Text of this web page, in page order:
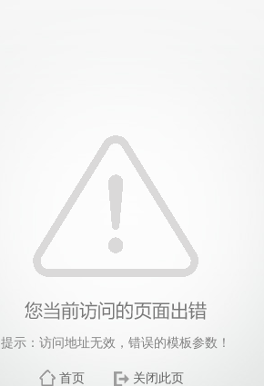
提示：访问地址无效，错误的模板参数！
首页 关闭此页